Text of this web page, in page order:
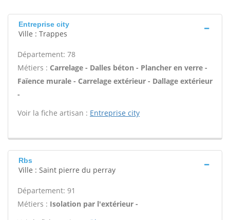
Entreprise city
Ville : Trappes
Département: 78
Métiers : Carrelage - Dalles béton - Plancher en verre -
Faïence murale - Carrelage extérieur - Dallage extérieur
-
Voir la fiche artisan : Entreprise city
Rbs
Ville : Saint pierre du perray
Département: 91
Métiers : Isolation par l'extérieur -